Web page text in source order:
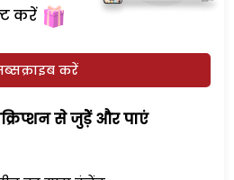
करें
करें
से जुड़ेें और पाएं